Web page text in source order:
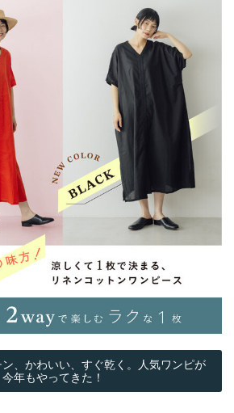
ン、かわいい、すぐ乾く。人気ワンピが
今年もやってきた！